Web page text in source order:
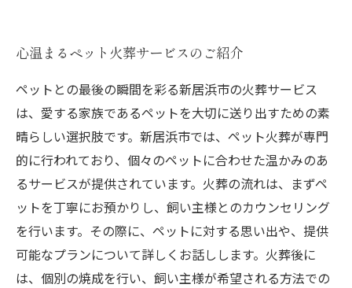
心温まるペット火葬サービスのご紹介
ペットとの最後の瞬間を彩る新居浜市の火葬サービス
は、愛する家族であるペットを大切に送り出すための素
晴らしい選択肢です。新居浜市では、ペット火葬が専門
的に行われており、個々のペットに合わせた温かみのあ
るサービスが提供されています。火葬の流れは、まずペ
ットを丁寧にお預かりし、飼い主様とのカウンセリング
を行います。その際に、ペットに対する思い出や、提供
可能なプランについて詳しくお話しします。火葬後に
は、個別の焼成を行い、飼い主様が希望される方法での